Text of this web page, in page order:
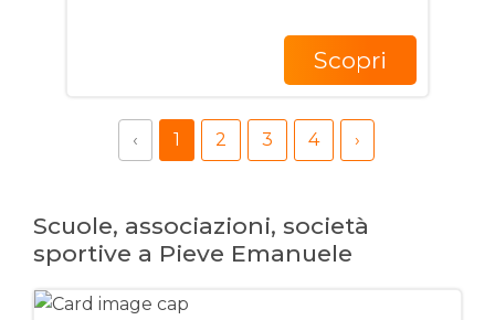
Scopri
‹ 1 2 3 4 ›
Scuole, associazioni, società
sportive a Pieve Emanuele